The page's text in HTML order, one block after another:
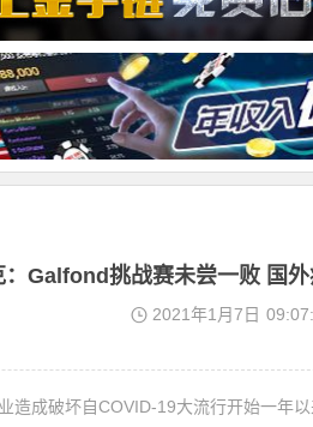
：Galfond挑战赛未尝一败 国
2021年1月7日
造成破坏自COVID-19大流行开始一年